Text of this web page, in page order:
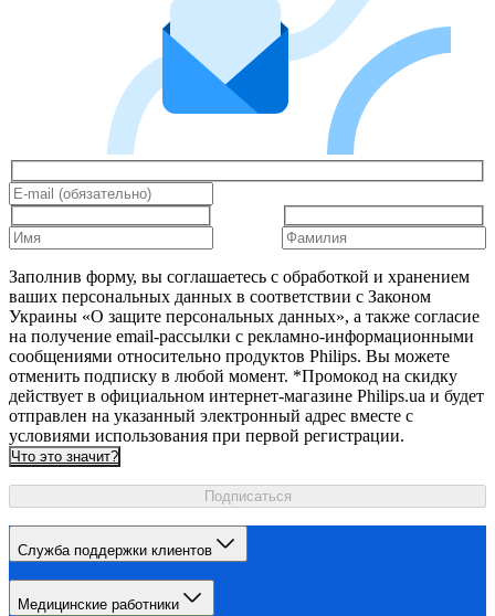
Заполнив форму, вы соглашаетесь с обработкой и хранением
ваших персональных данных в соответствии с Законом
Украины «О защите персональных данных», а также согласие
на получение email-рассылки с рекламно-информационными
сообщениями относительно продуктов Philips. Вы можете
отменить подписку в любой момент. *Промокод на скидку
действует в официальном интернет-магазине Philips.ua и будет
отправлен на указанный электронный адрес вместе с
условиями использования при первой регистрации.
Что это значит?
Подписаться
Служба поддержки клиентов
Медицинские работники